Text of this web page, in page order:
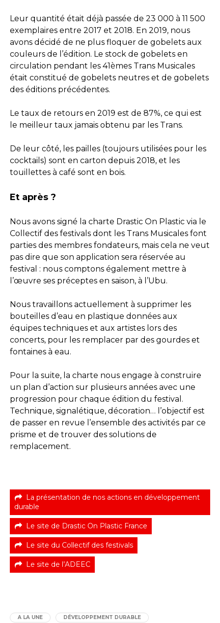
Leur quantité était déjà passée de 23 000 à 11 500
exemplaires entre 2017 et 2018. En 2019, nous
avons décidé de ne plus floquer de gobelets aux
couleurs de l’édition. Le stock de gobelets en
circulation pendant les 41èmes Trans Musicales
était constitué de gobelets neutres et de gobelets
des éditions précédentes.
Le taux de retours en 2019 est de 87%, ce qui est
le meilleur taux jamais obtenu par les Trans.
De leur côté, les pailles (toujours utilisées pour les
cocktails) sont en carton depuis 2018, et les
touillettes à café sont en bois.
Et après ?
Nous avons signé la charte Drastic On Plastic via le
Collectif des festivals dont les Trans Musicales font
parties des membres fondateurs, mais cela ne veut
pas dire que son application sera réservée au
festival : nous comptons également mettre à
l’œuvre ses préceptes en saison, à l’Ubu.
Nous travaillons actuellement à supprimer les
bouteilles d’eau en plastique données aux
équipes techniques et aux artistes lors des
concerts, pour les remplacer par des gourdes et
fontaines à eau.
Pour la suite, la charte nous engage à construire
un plan d’action sur plusieurs années avec une
progression pour chaque édition du festival.
Technique, signalétique, décoration… l’objectif est
de passer en revue l’ensemble des activités par ce
prisme et de trouver des solutions de
remplacement.
La présentation de nos actions en développement
durable
Le site de Drastic On Plastic France
Le site du Collectif des festivals
Le site de l’ADEEC
A LA UNE DÉVELOPPEMENT DURABLE